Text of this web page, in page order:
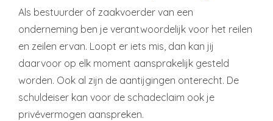
Als bestuurder of zaakvoerder van een
onderneming ben je verantwoordelijk voor het reilen
en zeilen ervan. Loopt er iets mis, dan kan jij
daarvoor op elk moment aansprakelijk gesteld
worden. Ook al zijn de aantijgingen onterecht. De
schuldeiser kan voor de schadeclaim ook je
privévermogen aanspreken.